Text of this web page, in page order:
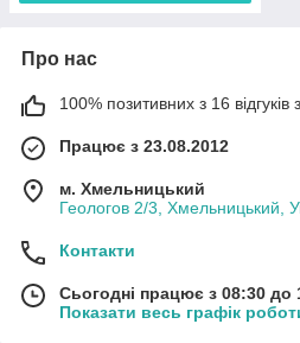
Про нас
100% позитивних з 16 відгуків
Працює з 23.08.2012
м. Хмельницький
Геологов 2/3, Хмельницький,
Контакти
Сьогодні працює з 08:30 до
Показати весь графік